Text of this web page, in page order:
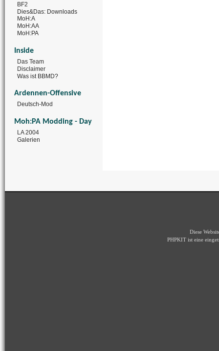
BF2
Dies&Das: Downloads
MoH:A
MoH:AA
MoH:PA
Inside
Das Team
Disclaimer
Was ist BBMD?
Ardennen-Offensive
Deutsch-Mod
Moh:PA Modding - Day
LA 2004
Galerien
Diese
PHPKIT ist eine